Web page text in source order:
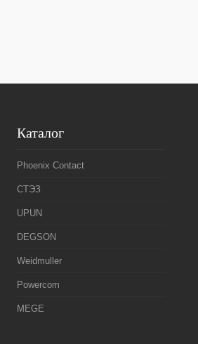
Каталог
Phoenix Contact
СТЭЗ
UPUN
DEGSON
Weidmuller
Powercom
MEGE